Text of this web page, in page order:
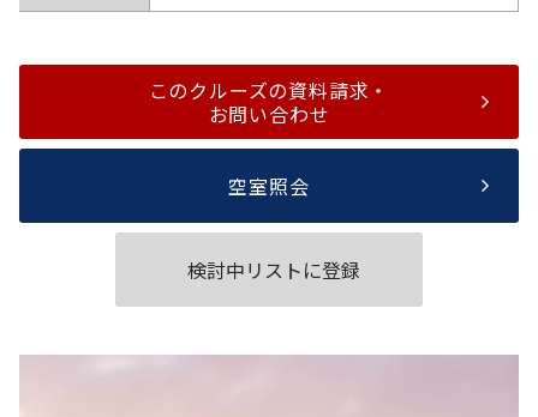
このクルーズの資料請求・
お問い合わせ
空室照会
検討中リストに登録